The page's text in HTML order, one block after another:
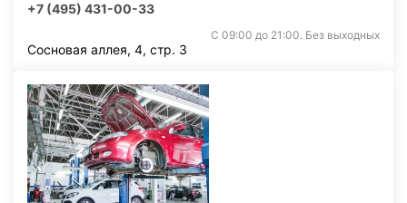
+7 (495) 431-00-33
С 09:00 до 21:00. Без выходных
Сосновая аллея, 4, стр. 3